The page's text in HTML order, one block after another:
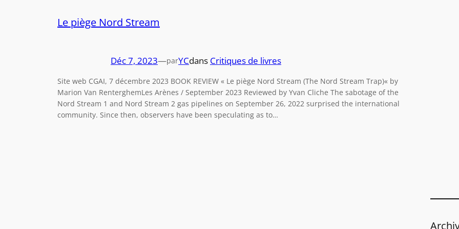
Le piège Nord Stream
Déc 7, 2023—parYCdans Critiques de livres
Site web CGAI, 7 décembre 2023 BOOK REVIEW « Le piège Nord Stream (The Nord Stream Trap)« by
Marion Van RenterghemLes Arènes / September 2023 Reviewed by Yvan Cliche The sabotage of the
Nord Stream 1 and Nord Stream 2 gas pipelines on September 26, 2022 surprised the international
community. Since then, observers have been speculating as to…